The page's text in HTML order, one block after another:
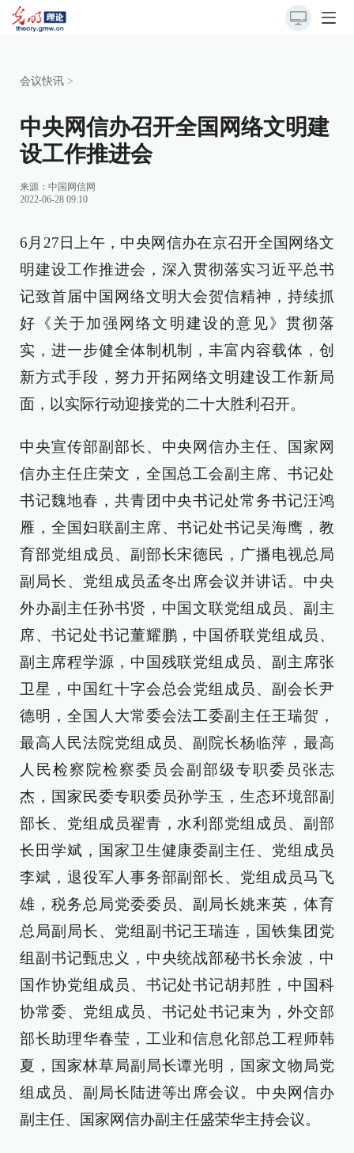
会议快讯 >
中央网信办召开全国网络文明建
设工作推进会
来源： 中国网信网
2022-06-28 09:10
6月27日上午，中央网信办在京召开全国网络文
明建设工作推进会，深入贯彻落实习近平总书
记致首届中国网络文明大会贺信精神，持续抓
好《关于加强网络文明建设的意见》贯彻落
实，进一步健全体制机制，丰富内容载体，创
新方式手段，努力开拓网络文明建设工作新局
面，以实际行动迎接党的二十大胜利召开。
中央宣传部副部长、中央网信办主任、国家网
信办主任庄荣文，全国总工会副主席、书记处
书记魏地春，共青团中央书记处常务书记汪鸿
雁，全国妇联副主席、书记处书记吴海鹰，教
育部党组成员、副部长宋德民，广播电视总局
副局长、党组成员孟冬出席会议并讲话。中央
外办副主任孙书贤，中国文联党组成员、副主
席、书记处书记董耀鹏，中国侨联党组成员、
副主席程学源，中国残联党组成员、副主席张
卫星，中国红十字会总会党组成员、副会长尹
德明，全国人大常委会法工委副主任王瑞贺，
最高人民法院党组成员、副院长杨临萍，最高
人民检察院检察委员会副部级专职委员张志
杰，国家民委专职委员孙学玉，生态环境部副
部长、党组成员翟青，水利部党组成员、副部
长田学斌，国家卫生健康委副主任、党组成员
李斌，退役军人事务部副部长、党组成员马飞
雄，税务总局党委委员、副局长姚来英，体育
总局副局长、党组副书记王瑞连，国铁集团党
组副书记甄忠义，中央统战部秘书长余波，中
国作协党组成员、书记处书记胡邦胜，中国科
协常委、党组成员、书记处书记束为，外交部
部长助理华春莹，工业和信息化部总工程师韩
夏，国家林草局副局长谭光明，国家文物局党
组成员、副局长陆进等出席会议。中央网信办
副主任、国家网信办副主任盛荣华主持会议。